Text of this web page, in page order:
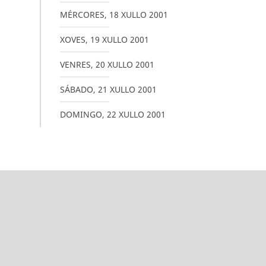
MÉRCORES, 18 XULLO 2001
XOVES, 19 XULLO 2001
VENRES, 20 XULLO 2001
SÁBADO, 21 XULLO 2001
DOMINGO, 22 XULLO 2001